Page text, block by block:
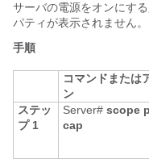
サーバの電源をオンにす
パティが表示されません。
手順
コマンドまたは
ン
ステッ
プ 1
Server# scope
cap